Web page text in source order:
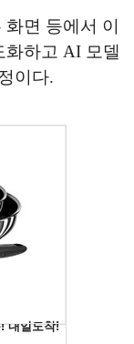
면 등에서 이
화하고 AI 모델
이다.